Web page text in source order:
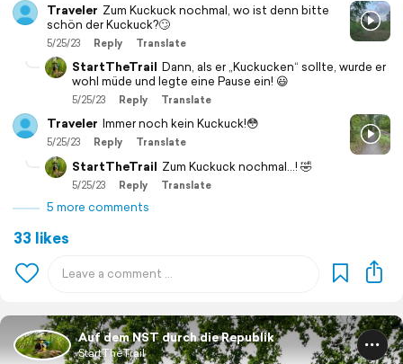
Traveler Zum Kuckuck nochmal, wo ist denn bitte
schön der Kuckuck?🙄
5/25/23 Reply Translate
StartTheTrail Dann, als er „Kuckucken“ sollte, wurde er
wohl müde und legte eine Pause ein! 😃
5/25/23 Reply Translate
Traveler Immer noch kein Kuckuck!😳
5/25/23 Reply Translate
StartTheTrail Zum Kuckuck nochmal…! 🤣
5/25/23 Reply Translate
5 more comments
33 likes
Auf dem NST durch die Republik
StartTheTrail